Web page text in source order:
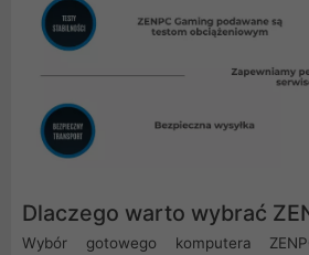
Dlaczego warto wybrać
Wybór gotowego komputera